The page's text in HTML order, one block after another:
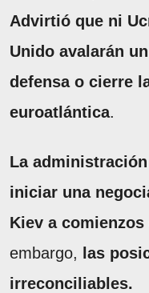
Advirtió que ni
Unido avalarán
defensa o cierre
euroatlántica.
La
iniciar una
Kiev a
embargo, las
irreconciliables.